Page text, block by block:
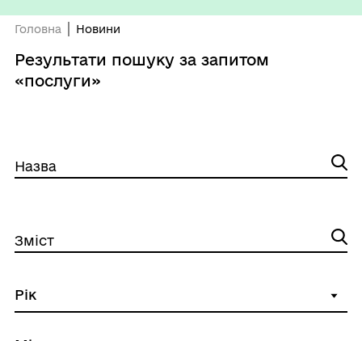
Головна Новини
Результати пошуку за запитом
«послуги»
Назва
Зміст